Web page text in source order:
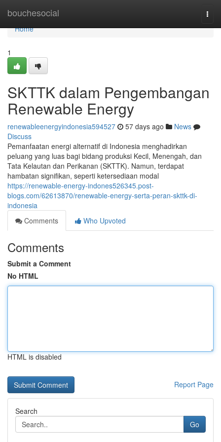
bouchesocial
Home
Home
1
SKTTK dalam Pengembangan
Renewable Energy
renewableenergyindonesia594527 57 days ago
News
Discuss
Pemanfaatan energi alternatif di Indonesia menghadirkan
peluang yang luas bagi bidang produksi Kecil, Menengah, dan
Tata Kelautan dan Perikanan (SKTTK). Namun, terdapat
hambatan signifikan, seperti ketersediaan modal
https://renewable-energy-indones526345.post-
blogs.com/62613870/renewable-energy-serta-peran-skttk-di-
indonesia
Comments
Who Upvoted
Comments
Submit a Comment
No HTML
HTML is disabled
Report Page
Search
Go